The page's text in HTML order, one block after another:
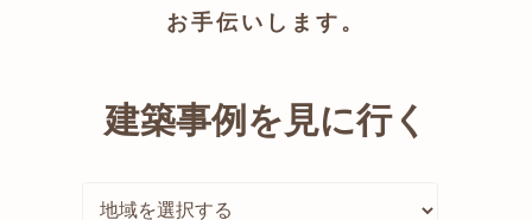
お手伝いします。
建築事例を見に行く